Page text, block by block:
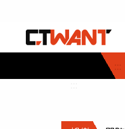
:::
社會首頁
時事
調查